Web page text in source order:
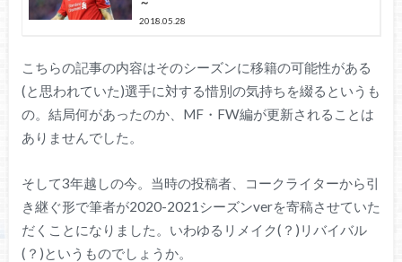
2018.05.28
こちらの記事の内容はそのシーズンに移籍の可能性がある
(と思われていた)選手に対する惜別の気持ちを綴るというも
の。結局何があったのか、MF・FW編が更新されることは
ありませんでした。
そして3年越しの今。当時の投稿者、コークライターから引
き継ぐ形で筆者が2020-2021シーズンverを寄稿させていた
だくことになりました。いわゆるリメイク(？)リバイバル
(？)というものでしょうか。